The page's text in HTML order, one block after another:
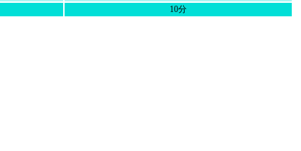
10分